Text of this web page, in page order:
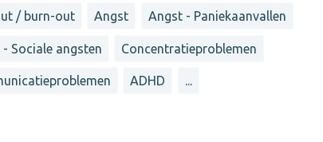
/ burn-out Angst Angst - Paniekaanvallen
Sociale angsten Concentratieproblemen
ADHD ...